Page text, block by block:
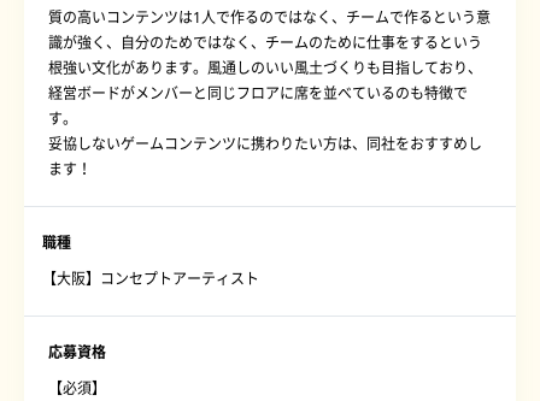
質の高いコンテンツは1人で作るのではなく、チームで作るという意
識が強く、自分のためではなく、チームのために仕事をするという
根強い文化があります。風通しのいい風土づくりも目指しており、
経営ボードがメンバーと同じフロアに席を並べているのも特徴で
す。
妥協しないゲームコンテンツに携わりたい方は、同社をおすすめし
ます！
職種
【大阪】コンセプトアーティスト
応募資格
【必須】